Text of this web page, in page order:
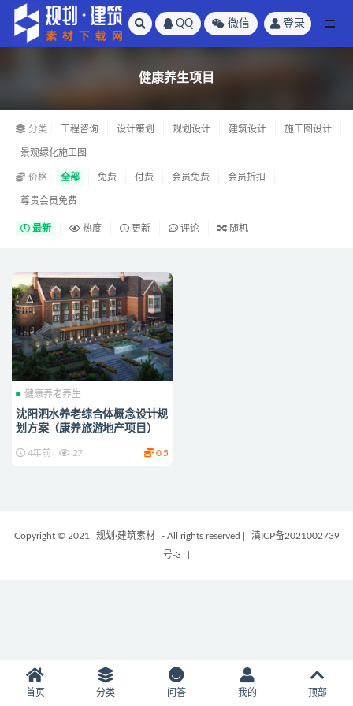
QQ 微信 登录
健康养生项目
分类 工程咨询 设计策划 规划设计 建筑设计 施工图设计
景观绿化施工图
价格 全部 免费 付费 会员免费 会员折扣
尊贵会员免费
最新 热度 更新 评论 随机
健康养老养生
沈阳泗水养老综合体概念设计规
划方案（康养旅游地产项目）
4年前 27 0.5
Copyright © 2021 规划·建筑素材 - All rights reserved
滇ICP备2021002739
号-3
首页 分类 问答 我的 顶部
全部